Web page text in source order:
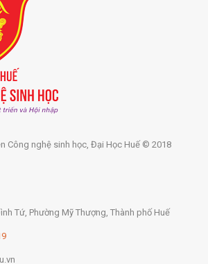
Công nghệ sinh học, Đại Học Huế © 2018
Tứ, Phường Mỹ Thượng, Thành phố Huế